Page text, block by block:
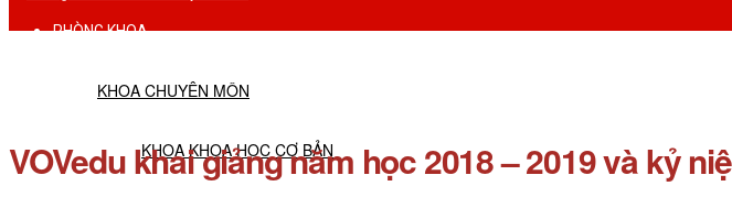
PHÒNG KHOA
KHOA CHUYÊN MÔN
KHOA KHOA HỌC CƠ BẢN
VOVedu khai giảng năm học 2018 – 2019 và kỷ